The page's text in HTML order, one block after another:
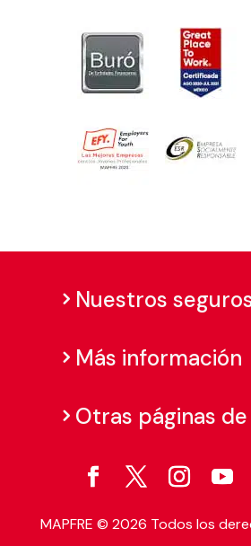
Nuestros
Más información
Otras páginas
MAPFRE © 2026 Todos los